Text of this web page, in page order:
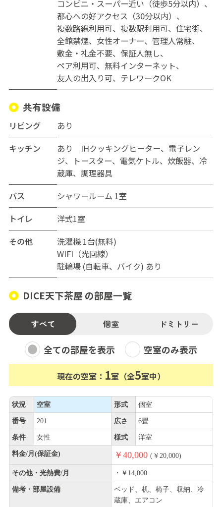
コンビニ・スーパー近い（徒歩5分以内）
都心への好アクセス（30分以内）
複数路線利用可
複数駅利用可
住宅街
全館禁煙
女性オーナー
管理人常駐
敷金・礼金不要
保証人無し
ペア利用可
無料インターネット
友人の出入り可
テレワークOK
共有設備
リビング
あり
キッチン
あり IHクッキングヒーター、電子レン
ジ、トースター、電気ケトル、炊飯器、冷
蔵庫、調理器具
バス
シャワールーム 1室
トイレ
洋式1室
その他
洗濯機 1台(無料)
WIFI（光回線）
駐輪場 (自転車、バイク) あり
DICE天下茶屋 の部屋一覧
すべて 個室 ドミトリー
全ての部屋を表示 空室のみ表示
現在の空室： 1室（全5室中）
状況 空室 形式 個室
番号 201 広さ 6畳
条件 女性 様式 洋室
料金/月(保証金) ￥40,000 (￥20,000)
その他・光熱費/月 ・￥14,000
備考・部屋設備
ベッド、机、椅子、収納、冷
蔵庫、エアコン